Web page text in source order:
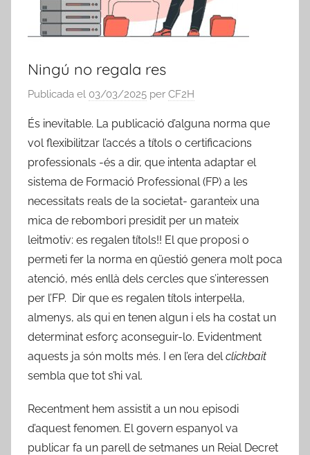
Ningú no regala res
Publicada el 03/03/2025 per CF2H
És inevitable. La publicació d’alguna norma que
vol flexibilitzar l’accés a títols o certificacions
professionals -és a dir, que intenta adaptar el
sistema de Formació Professional (FP) a les
necessitats reals de la societat- garanteix una
mica de rebombori presidit per un mateix
leitmotiv: es regalen títols!! El que proposi o
permeti fer la norma en qüestió genera molt poca
atenció, més enllà dels cercles que s’interessen
per l’FP. Dir que es regalen títols interpel·la,
almenys, als qui en tenen algun i els ha costat un
determinat esforç aconseguir-lo. Evidentment
aquests ja són molts més. I en l’era del clickbait
sembla que tot s’hi val.
Recentment hem assistit a un nou episodi
d’aquest fenomen. El govern espanyol va
publicar fa un parell de setmanes un Reial Decret